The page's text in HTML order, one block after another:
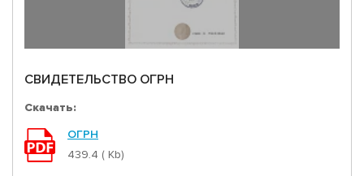
СВИДЕТЕЛЬСТВО ОГРН
Скачать:
ОГРН
439.4 ( Kb)